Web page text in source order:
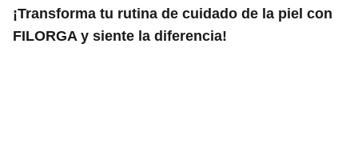
¡Transforma tu rutina de cuidado de la piel con
FILORGA y siente la diferencia!